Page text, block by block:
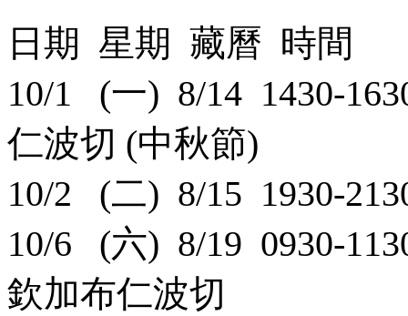
日期 星期 藏曆
10/1 (一) 8/14 1430-
仁波切 (中秋節)
10/2 (二) 8/15 1930-
10/6 (六) 8/19 0930-
欽加布仁波切